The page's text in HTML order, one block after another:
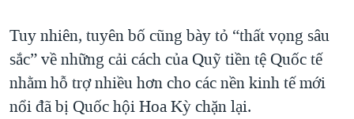
Tuy nhiên, tuyên bố cũng bày tỏ “thất vọng sâu
sắc” về những cải cách của Quỹ tiền tệ Quốc tế
nhằm hỗ trợ nhiều hơn cho các nền kinh tế mới
nổi đã bị Quốc hội Hoa Kỳ chặn lại.